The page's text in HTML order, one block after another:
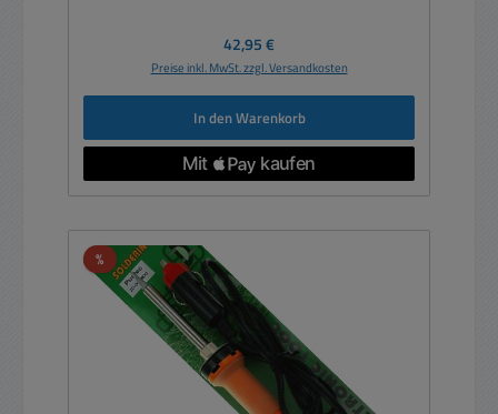
Regulärer Preis:
42,95 €
Preise inkl. MwSt. zzgl. Versandkosten
In den Warenkorb
%Rabatt